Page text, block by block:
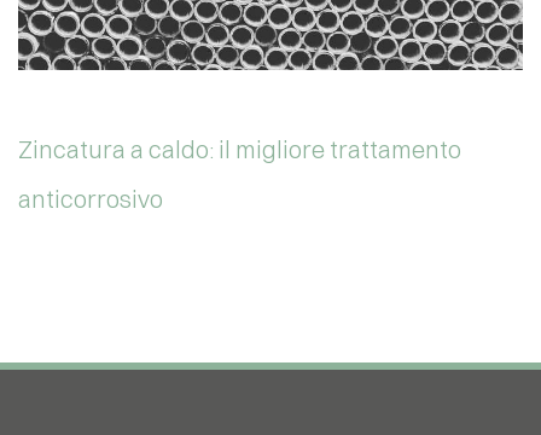
Zincatura a caldo: il migliore trattamento
anticorrosivo